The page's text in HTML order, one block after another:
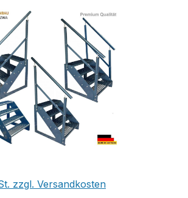
zzgl. Versandkosten